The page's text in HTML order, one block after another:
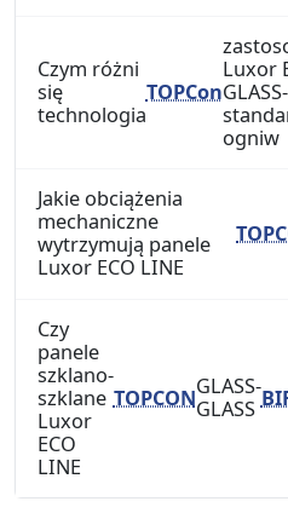
Czym różni
się
technologia
TOPCon
Luxor
ogniw
Jakie obciążenia
mechaniczne
wytrzymują panele
Luxor ECO LINE
Czy
panele
szklano-
szklane
Luxor
ECO
LINE
TOPCONGLASS-
GLASS